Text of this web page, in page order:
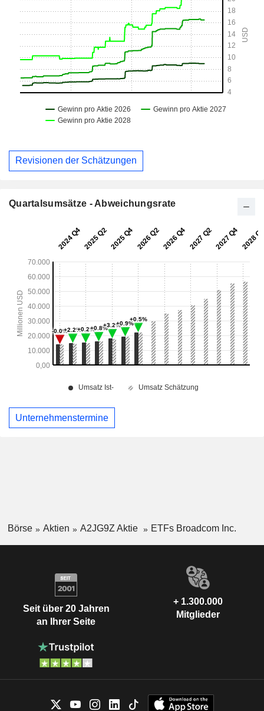
Revisionen der Schätzungen
Quartalsumsätze - Abweichungsrate
Unternehmenstermine
Börse Aktien A2JG9Z Aktie ETFs Broadcom Inc.
Seit über 20 Jahren
an Ihrer Seite
+ 1.300.000
Mitglieder